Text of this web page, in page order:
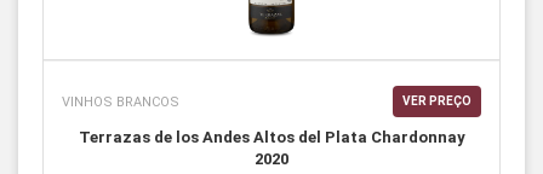
VINHOS BRANCOS VER PREÇO
Terrazas de los Andes Altos del Plata Chardonnay
2020